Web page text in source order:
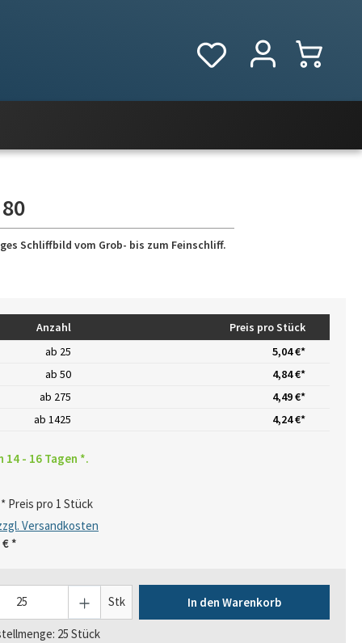
Schliffbild vom Grob- bis zum Feinschliff.
Anzahl
Preis pro Stück
ab 25
5,04 €*
ab 50
4,84 €*
ab 275
4,49 €*
ab 1425 4,24 €*
14 - 16 Tagen *.
Preis pro 1 Stück
Versandkosten
€ *
Stk In den Warenkorb
25 Stück